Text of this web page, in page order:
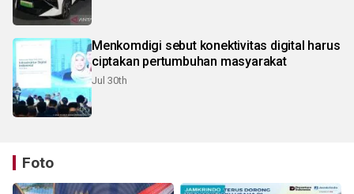
Menkomdigi sebut konektivitas digital harus
ciptakan pertumbuhan masyarakat
Jul 30th
Foto